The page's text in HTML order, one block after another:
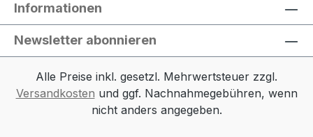
Informationen
Newsletter abonnieren
Alle Preise inkl. gesetzl. Mehrwertsteuer zzgl.
Versandkosten und ggf. Nachnahmegebühren, wenn
nicht anders angegeben.